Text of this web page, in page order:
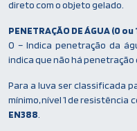
direto com o objeto gelado.
PENETRAÇÃO DE ÁGUA (0 ou
0 – Indica penetração da
indica que não há penetração
Para a luva ser classificada
mínimo, nível 1 de
EN388